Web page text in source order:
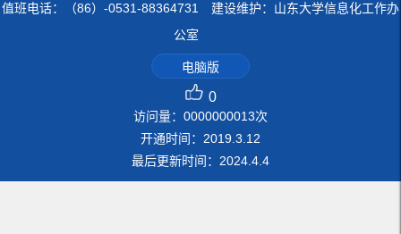
值班电话：（86）-0531-88364731 建设维护：山东大学信息化工作办
公室
电脑版
0
访问量： 0000000013次
开通时间： 2019.3.12
最后更新时间： 2024.4.4